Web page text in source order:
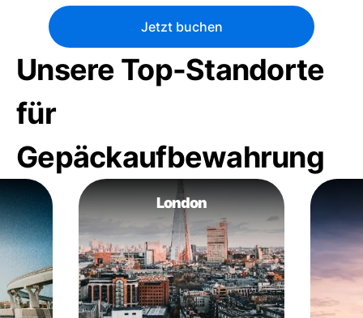
Jetzt buchen
Unsere Top-Standorte
für
Gepäckaufbewahrung
London